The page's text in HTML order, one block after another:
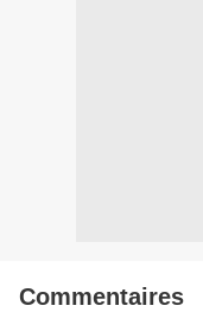
Commentaires